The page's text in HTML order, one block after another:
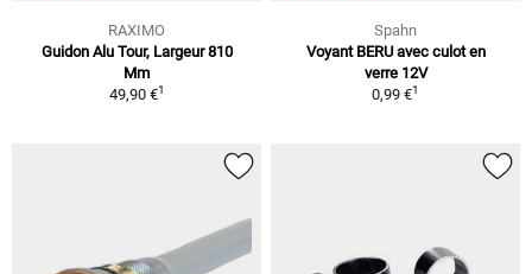
RAXIMO
Guidon Alu Tour, Largeur 810
Mm
49,90 €1
Spahn
Voyant BERU avec culot en
verre 12V
0,99 €1